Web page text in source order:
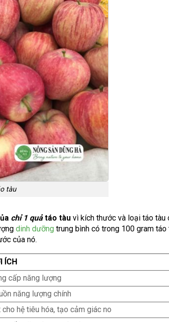
tàu
chỉ 1 quảtáo tàu vì kích thước và loại táo tàu
dinh dưỡng trung bình có trong 100 gram táo
của nó.
ÍCH
cấp năng lượng
năng lượng chính
cho hệ tiêu hóa, tạo cảm giác no